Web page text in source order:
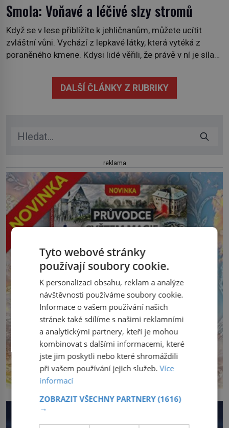
Smola: Voňavé a léčivé slzy stromů
Když se v lese přiblížíte k jehličnanům, můžete ucítit
zvláštní vůni. Vychází z lepkavé látky, která vytéká z
poraněného kmene. Kdysi lidé věřili, že právě v ní je síla
lidstvo pracovalo. Chrání strom před infekcí, hmyzem a
vysycháním. Dá se říct, že je to přírodní […]
DALŠÍ ČLÁNKY Z RUBRIKY
reklama
Tyto webové stránky
používají soubory cookie.
K personalizaci obsahu, reklam a analýze
návštěvnosti používáme soubory cookie.
Informace o vašem používání našich
stránek také sdílíme s našimi reklamními
a analytickými partnery, kteří je mohou
kombinovat s dalšími informacemi, které
jste jim poskytli nebo které shromáždili
při vašem používání jejich služeb.Více
informací
ZOBRAZIT VŠECHNY PARTNERY(1616)
→